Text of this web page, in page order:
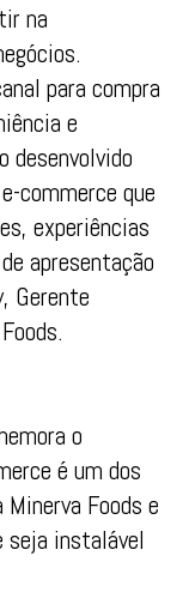
na
para compra
e
desenvolvido
commerce que
experiências
apresentação
Gerente
o
é um dos
Foods e
instalável